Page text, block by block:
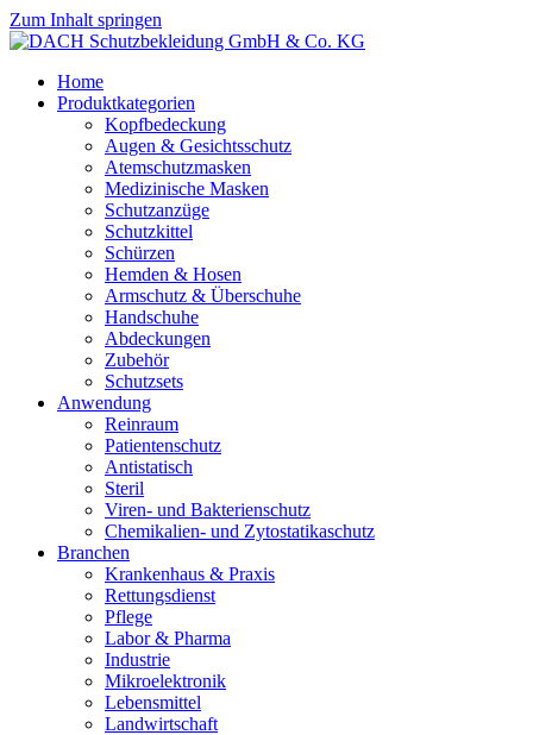
Zum Inhalt springen
Home
Produktkategorien
Kopfbedeckung
Augen & Gesichtsschutz
Atemschutzmasken
Medizinische Masken
Schutzanzüge
Schutzkittel
Schürzen
Hemden & Hosen
Armschutz & Überschuhe
Handschuhe
Abdeckungen
Zubehör
Schutzsets
Anwendung
Reinraum
Patientenschutz
Antistatisch
Steril
Viren- und Bakterienschutz
Chemikalien- und Zytostatikaschutz
Branchen
Krankenhaus & Praxis
Rettungsdienst
Pflege
Labor & Pharma
Industrie
Mikroelektronik
Lebensmittel
Landwirtschaft